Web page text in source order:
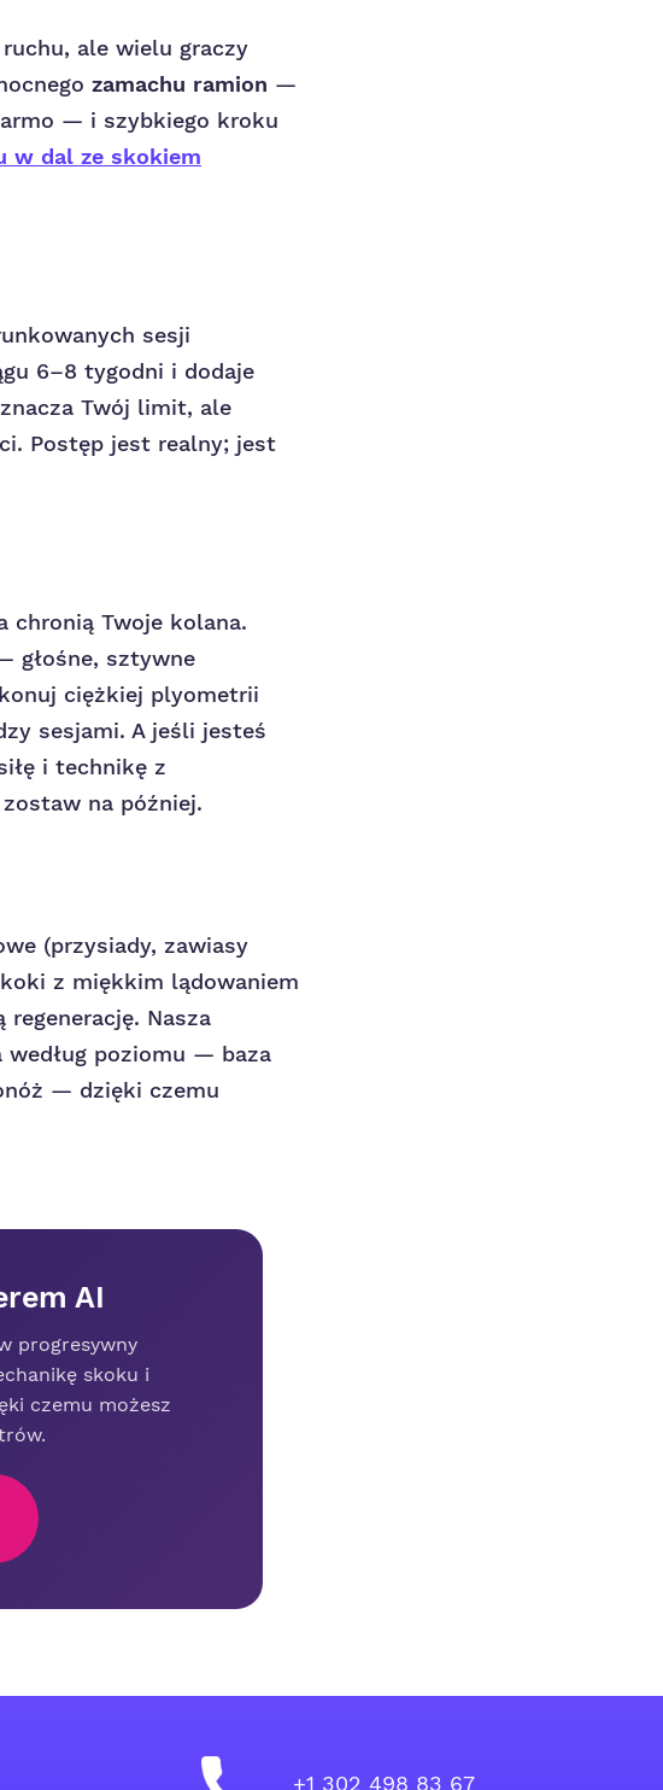
ale wielu graczy
zamachu ramion —
— i szybkiego kroku
w dal ze skokiem
sesji
6–8 tygodni i dodaje
Twój limit, ale
Postęp jest realny; jest
chronią Twoje kolana.
głośne, sztywne
ciężkiej plyometrii
sesjami. A jeśli jesteś
i technikę z
na później.
(przysiady, zawiasy
z miękkim lądowaniem
Nasza
według poziomu — baza
— dzięki czemu
AI
progresywny
skoku i
czemu możesz
+1 302 498 83 67